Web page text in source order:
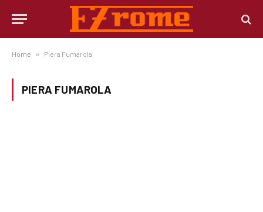
Home » Piera Fumarola
PIERA FUMAROLA